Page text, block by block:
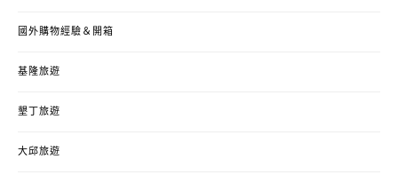
國外購物經驗＆開箱
基隆旅遊
墾丁旅遊
大邱旅遊